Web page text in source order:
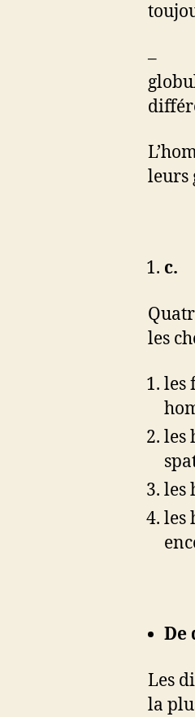
– La
leurs
c.
les
les
les
les
les
De
Les
la